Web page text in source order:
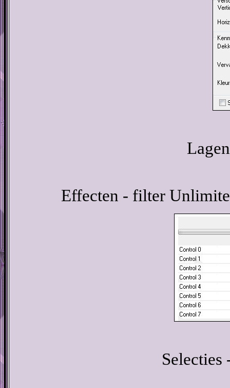
Effecten - filter
Selecties